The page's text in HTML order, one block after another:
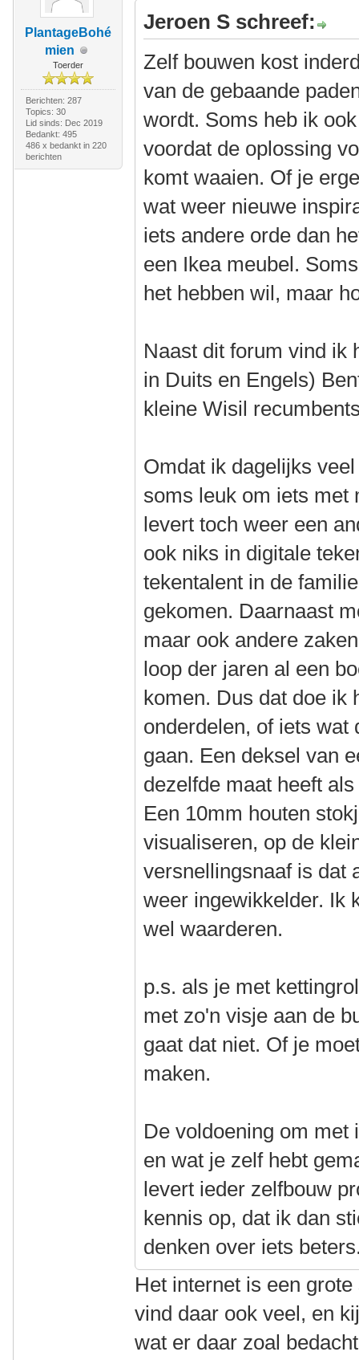
PlantageBohé
mien
Toerder
Berichten: 287
Topics: 30
Lid sinds: Dec 2019
Bedankt: 495
486 x bedankt in 220
berichten
Jeroen S schreef:
Zelf bouwen kost
van de gebaande
wordt. Soms heb ik
voordat de oplossing
komt waaien. Of je
wat weer nieuwe
iets andere orde dan
een Ikea meubel.
het hebben wil, maar
Naast dit forum vind ik
in Duits en Engels)
kleine Wisil
Omdat ik dagelijks
soms leuk om iets met
levert toch weer een
ook niks in digitale
tekentalent in de
gekomen. Daarnaast
maar ook andere
loop der jaren al een
komen. Dus dat doe ik
onderdelen, of iets wat
gaan. Een deksel van
dezelfde maat heeft
Een 10mm houten
visualiseren, op de
versnellingsnaaf is dat
weer ingewikkelder. Ik
wel waarderen.
p.s. als je met
met zo'n visje aan de
gaat dat niet. Of je
maken.
De voldoening om met
en wat je zelf hebt
levert ieder zelfbouw
kennis op, dat ik dan
denken over iets
Het internet is een
vind daar ook veel, en
wat er daar zoal